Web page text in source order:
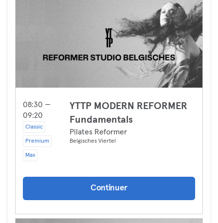
08:30 —
09:20
Classic
Premium
Max
YTTP MODERN REFORMER
Fundamentals
Pilates Reformer
Belgisches Viertel
Continuer